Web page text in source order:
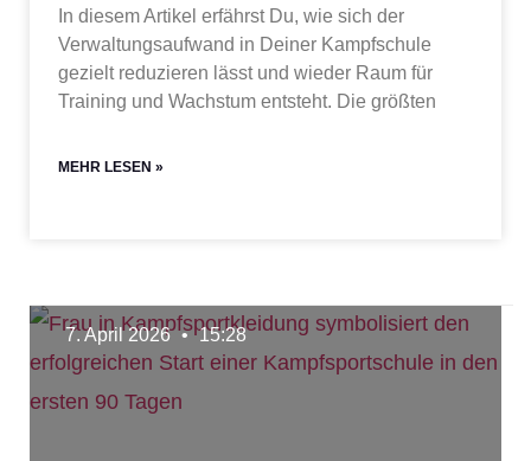
In diesem Artikel erfährst Du, wie sich der
Verwaltungsaufwand in Deiner Kampfschule
gezielt reduzieren lässt und wieder Raum für
Training und Wachstum entsteht. Die größten
MEHR LESEN »
7. April 2026 15:28